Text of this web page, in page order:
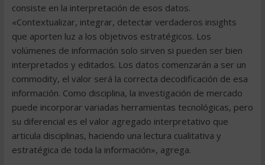
consiste en la interpretación de esos datos.
«Contextualizar, integrar, detectar verdaderos insights
que aporten luz a los objetivos estratégicos. Los
volúmenes de información solo sirven si pueden ser bien
interpretados y editados. Los datos comenzarán a ser un
commodity, el valor será la correcta decodificación de esa
información. Como disciplina, la investigación de mercado
puede incorporar variadas herramientas tecnológicas, pero
su diferencial es el valor agregado interpretativo que
articula disciplinas, haciendo una lectura cualitativa y
estratégica de toda la información», agrega.